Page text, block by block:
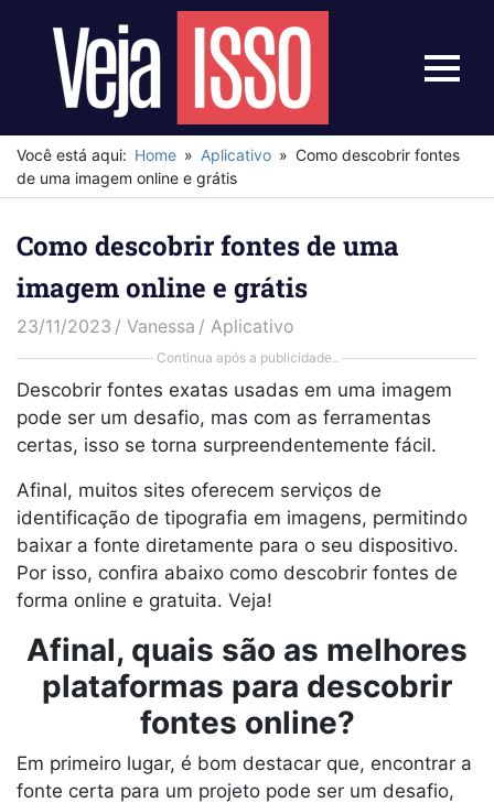
content
Veja
Isso
Menu
Você está aqui: Home Aplicativo
Como descobrir fontes
de uma imagem online e grátis
Como descobrir fontes de uma
imagem online e grátis
23/11/2023 Vanessa Aplicativo
Continua após a publicidade..
Descobrir fontes exatas usadas em uma imagem
pode ser um desafio, mas com as ferramentas
certas, isso se torna surpreendentemente fácil.
Afinal, muitos sites oferecem serviços de
identificação de tipografia em imagens, permitindo
baixar a fonte diretamente para o seu dispositivo.
Por isso, confira abaixo como descobrir fontes de
forma online e gratuita. Veja!
Afinal, quais são as melhores
plataformas para descobrir
fontes online?
Em primeiro lugar, é bom destacar que, encontrar a
fonte certa para um projeto pode ser um desafio,